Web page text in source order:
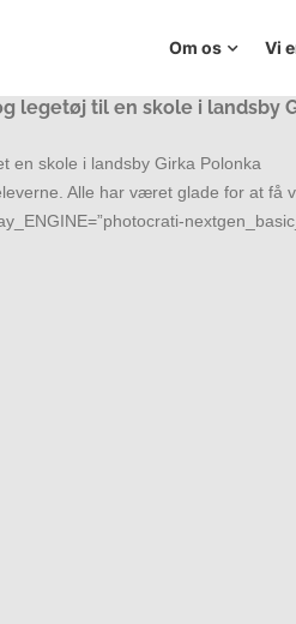
Om os Vi
legetøj til en skole i landsby
en skole i landsby Girka Polonka
Alle har været glade for at få